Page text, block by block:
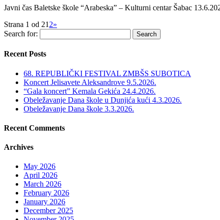
Javni čas Baletske škole “Arabeska” – Kulturni centar Šabac
Strana 1 od 21 2»
Search for:
Recent Posts
68. REPUBLIČKI FESTIVAL ZMBŠS SUBOTICA
Koncert Jelisavete Aleksandrove 9.5.2026.
“Gala koncert” Kemala Gekića 24.4.2026.
Obeležavanje Dana škole u Dunjića kući 4.3.2026.
Obeležavanje Dana škole 3.3.2026.
Recent Comments
Archives
May 2026
April 2026
March 2026
February 2026
January 2026
December 2025